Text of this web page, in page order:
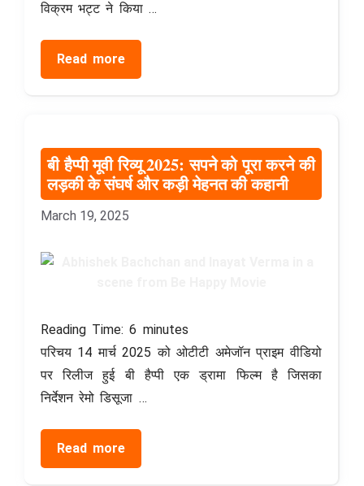
विक्रम भट्ट ने किया …
Read more
बी हैप्पी मूवी रिव्यू 2025: सपने को पूरा करने की
लड़की के संघर्ष और कड़ी मेहनत की कहानी
March 19, 2025
Reading Time:6 minutes
परिचय 14 मार्च 2025 को ओटीटी अमेजॉन प्राइम वीडियो
पर रिलीज हुई बी हैप्पी एक ड्रामा फिल्म है जिसका
निर्देशन रेमो डिसूजा …
Read more